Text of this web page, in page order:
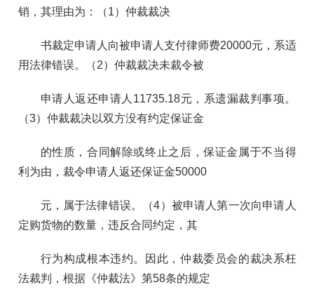
销，其理由为：（1）仲裁裁决
书裁定申请人向被申请人支付律师费20000元，系适
用法律错误。（2）仲裁裁决未裁令被
申请人返还申请人11735.18元，系遗漏裁判事项。
（3）仲裁裁决以双方没有约定保证金
的性质，合同解除或终止之后，保证金属于不当得
利为由，裁令申请人返还保证金50000
元，属于法律错误。（4）被申请人第一次向申请人
定购货物的数量，违反合同约定，其
行为构成根本违约。因此，仲裁委员会的裁决系枉
法裁判，根据《仲裁法》第58条的规定